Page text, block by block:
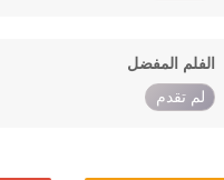
الفلم المفضل
لم تقدم